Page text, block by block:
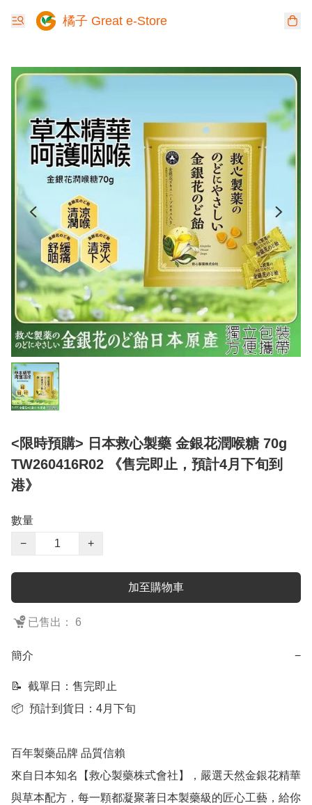
橘子 Great e-Store
<限時預購> 日本救心製藥 金銀花潤喉糖 70g
TW260416R02 《售完即止，預計4月下旬到
港》
數量
−
+
加至購物車
已售出： 6
簡介 −
📝  截單日：售完即止
📦  預計到貨日：4月下旬
百年製藥品牌 品質信賴
來自日本知名【救心製藥株式會社】，嚴選天然金銀花精華
與草本配方，每一顆都凝聚著日本製藥級的匠心工藝，給你